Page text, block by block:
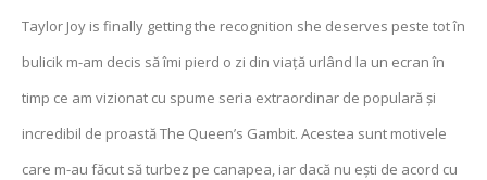
Taylor Joy is finally getting the recognition she deserves peste tot în
bulicik m-am decis să îmi pierd o zi din viață urlând la un ecran în
timp ce am vizionat cu spume seria extraordinar de populară și
incredibil de proastă The Queen’s Gambit. Acestea sunt motivele
care m-au făcut să turbez pe canapea, iar dacă nu ești de acord cu